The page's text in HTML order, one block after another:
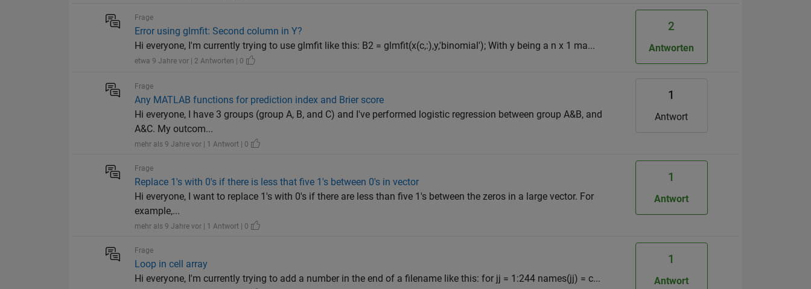
Frage
Error using glmfit: Second column in Y?
Hi everyone, I'm currently trying to use glmfit like this: B2 = glmfit(x(c,:),y,'binomial'); With y being a n x 1 ma...
etwa 9 Jahre vor | 2 Antworten | 0
2
Antworten
Frage
Any MATLAB functions for prediction index and Brier score
Hi everyone, I have 3 groups (group A, B, and C) and I've performed logistic regression between group A&B, and
A&C. My outcom...
mehr als 9 Jahre vor | 1 Antwort | 0
1
Antwort
Frage
Replace 1's with 0's if there is less that five 1's between 0's in vector
Hi everyone, I want to replace 1's with 0's if there are less than five 1's between the zeros in a large vector. For
example,...
mehr als 9 Jahre vor | 1 Antwort | 0
1
Antwort
Frage
Loop in cell array
Hi everyone, I'm currently trying to add a number in the end of a filename like this: for jj = 1:244 names(jj) = c...
1
Antwort